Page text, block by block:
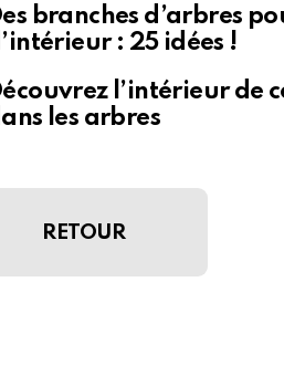
branches d’arbres
: 25 idées !
l’intérieur de
les arbres
RETOUR